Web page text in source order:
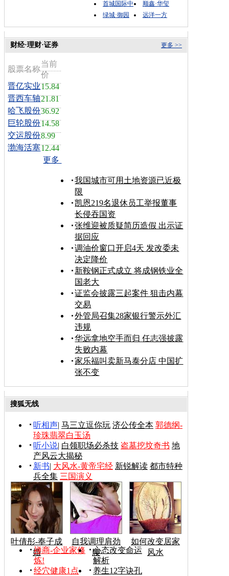
首城国际中
顺鑫·华玺
绿城·御园
远洋一方
更多 >>
财经·理财·证券
股票名称
当前
价
晋亿实业15.84
晋西车轴21.81
哈飞股份36.92
巨轮股份14.58
交运股份8.99
渤海活塞12.44
更多
我国城市可用土地资源已近极
限
凯恩219名退休员工举报董事
长侵吞国资
张维迎被质疑简历造假 出示证
据回应
调油价窗口开启4天 发改委未
决定降价
新鞍钢正式成立 将成钢铁业全
国老大
证监会披露三起案件 狙击内幕
交易
外管局召集28家银行警示外汇
违规
华远拿地空手而归 任志强披露
失败内幕
家乐福叫卖新马泰分店 中国扩
张不变
搜狐无线
听相声| 马三立逗你玩 济公传全本 郭德纲-
珍珠翡翠白玉汤
听小说| 白领职场必杀技 盗墓挖坟奇书 地
产风云大揭秘
新书| 大风水-黄帝宅经 新锐解读 都市特种
兵全集 三国演义
叶倩彤-奉子成
婚
自我调理肩劲
腰
如何改变居家
风水
禅商-企业家修
炼!
心态改变命运
解析
经穴健康1点
养生12字诀孔